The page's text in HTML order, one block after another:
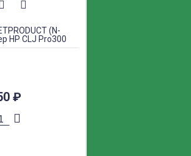
(N-
HP CLJ Pro300
ColorM451,
₽